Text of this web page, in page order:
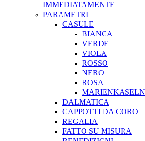
IMMEDIATAMENTE
PARAMETRI
CASULE
BIANCA
VERDE
VIOLA
ROSSO
NERO
ROSA
MARIENKASELN
DALMATICA
CAPPOTTI DA CORO
REGALIA
FATTO SU MISURA